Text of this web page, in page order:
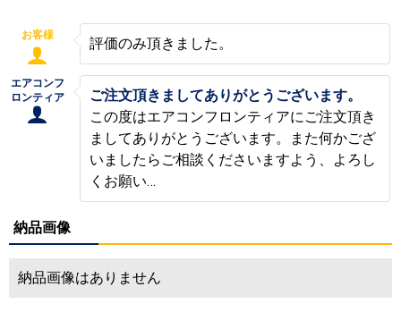
お客様 評価のみ頂きました。
エアコンフ
ロンティア
ご注文頂きましてありがとうございます。
この度はエアコンフロンティアにご注文頂き
ましてありがとうございます。また何かござ
いましたらご相談くださいますよう、よろし
くお願い…
納品画像
納品画像はありません